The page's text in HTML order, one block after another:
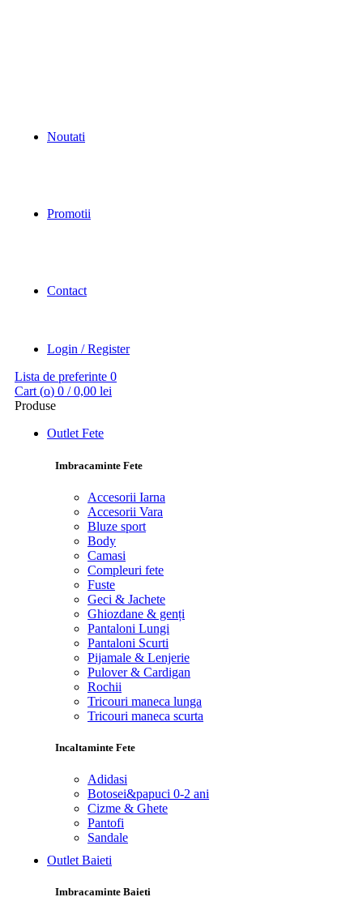
Noutati
Promotii
Contact
Login / Register
Lista de preferinte 0
Cart (o) 0 / 0,00 lei
Produse
Outlet Fete
Imbracaminte Fete
Accesorii Iarna
Accesorii Vara
Bluze sport
Body
Camasi
Compleuri fete
Fuste
Geci & Jachete
Ghiozdane & genți
Pantaloni Lungi
Pantaloni Scurti
Pijamale & Lenjerie
Pulover & Cardigan
Rochii
Tricouri maneca lunga
Tricouri maneca scurta
Incaltaminte Fete
Adidasi
Botosei&papuci 0-2 ani
Cizme & Ghete
Pantofi
Sandale
Outlet Baieti
Imbracaminte Baieti